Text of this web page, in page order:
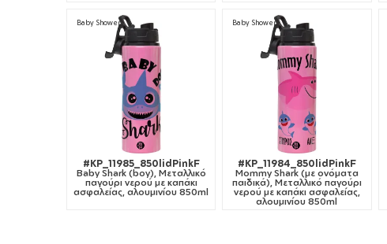
Baby Shower
#KP_11985_850lidPinkF
Baby Shark (boy), Μεταλλικό
παγούρι νερού με καπάκι
ασφαλείας, αλουμινίου 850ml
Baby Shower
#KP_11984_850lidPinkF
Mommy Shark (με ονόματα
παιδικά), Μεταλλικό παγούρι
νερού με καπάκι ασφαλείας,
αλουμινίου 850ml